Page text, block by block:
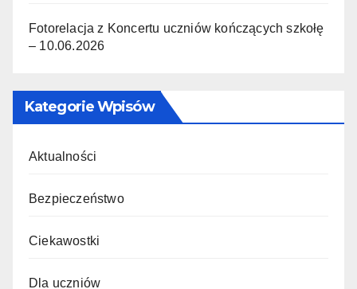
Fotorelacja z Koncertu uczniów kończących szkołę
– 10.06.2026
Kategorie Wpisów
Aktualności
Bezpieczeństwo
Ciekawostki
Dla uczniów